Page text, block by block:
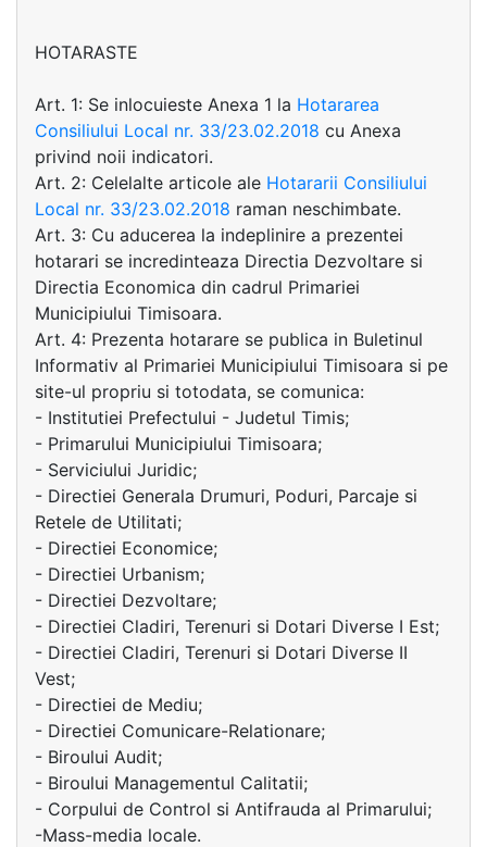
HOTARASTE
Art. 1: Se inlocuieste Anexa 1 la Hotararea
Consiliului Local nr. 33/23.02.2018 cu Anexa
privind noii indicatori.
Art. 2: Celelalte articole ale Hotararii Consiliului
Local nr. 33/23.02.2018 raman neschimbate.
Art. 3: Cu aducerea la indeplinire a prezentei
hotarari se incredinteaza Directia Dezvoltare si
Directia Economica din cadrul Primariei
Municipiului Timisoara.
Art. 4: Prezenta hotarare se publica in Buletinul
Informativ al Primariei Municipiului Timisoara si pe
site-ul propriu si totodata, se comunica:
- Institutiei Prefectului - Judetul Timis;
- Primarului Municipiului Timisoara;
- Serviciului Juridic;
- Directiei Generala Drumuri, Poduri, Parcaje si
Retele de Utilitati;
- Directiei Economice;
- Directiei Urbanism;
- Directiei Dezvoltare;
- Directiei Cladiri, Terenuri si Dotari Diverse I Est;
- Directiei Cladiri, Terenuri si Dotari Diverse II
Vest;
- Directiei de Mediu;
- Directiei Comunicare-Relationare;
- Biroului Audit;
- Biroului Managementul Calitatii;
- Corpului de Control si Antifrauda al Primarului;
-Mass-media locale.